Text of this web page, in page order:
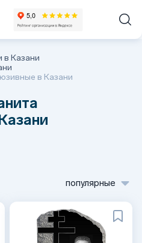
в Казани
в Казани
популярные